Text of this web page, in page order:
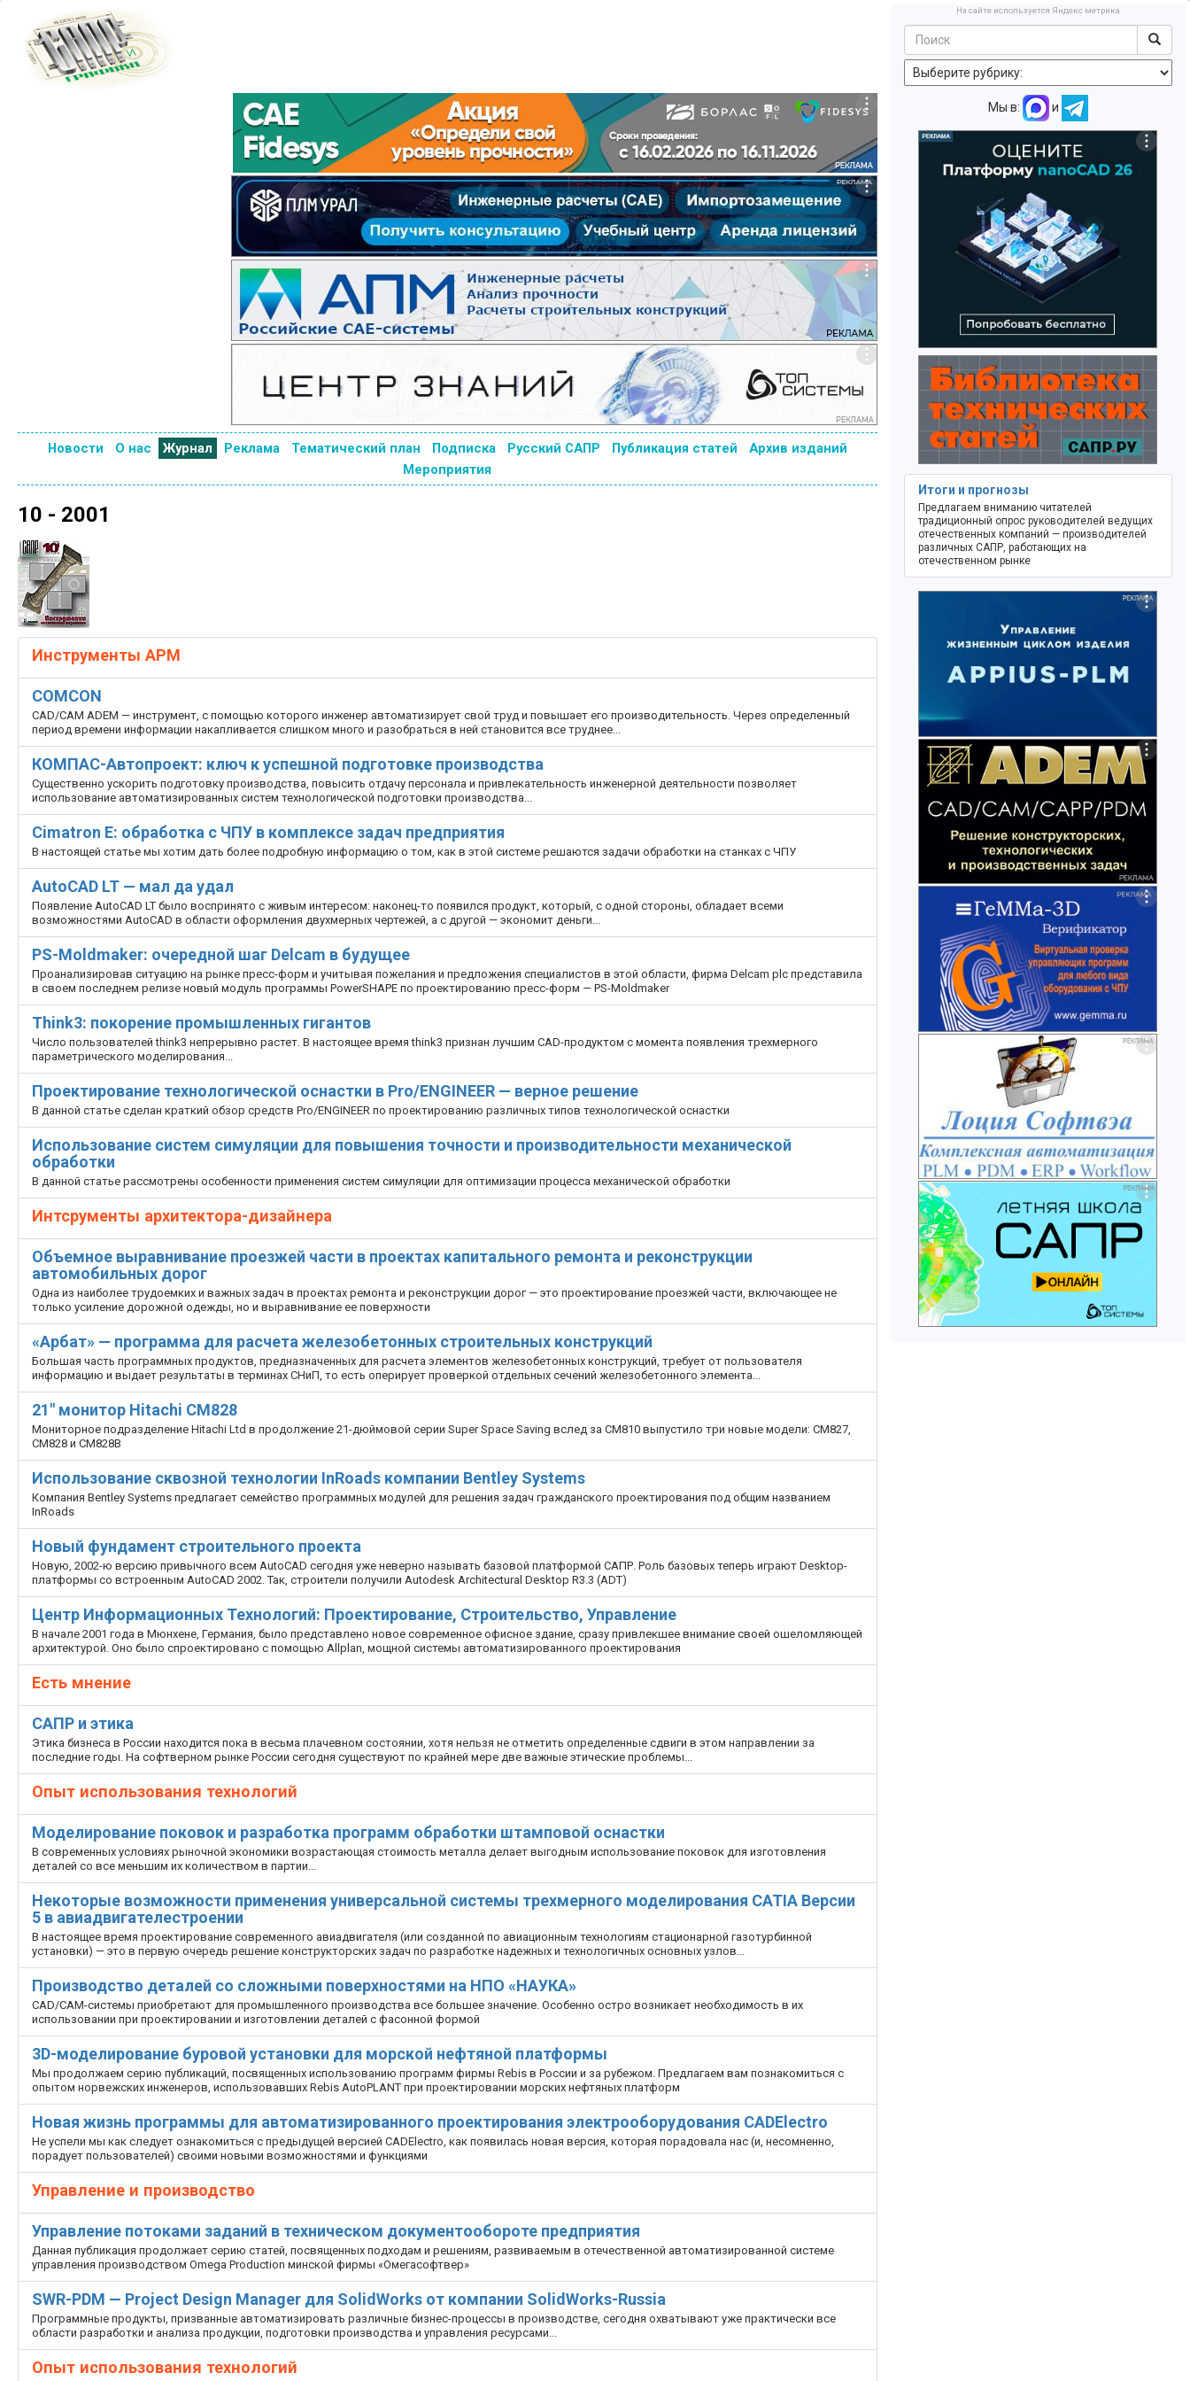
Новости О нас Журнал Реклама Тематический план Подписка Русский САПР Публикация статей
Архив изданий
Мероприятия
10 - 2001
Инструменты АРМ
COMCON
CAD/CAM ADEM — инструмент, с помощью которого инженер автоматизирует свой труд и повышает его производительность. Через определенный
период времени информации накапливается слишком много и разобраться в ней становится все труднее...
КОМПАС-Автопроект: ключ к успешной подготовке производства
Существенно ускорить подготовку производства, повысить отдачу персонала и привлекательность инженерной деятельности позволяет
использование автоматизированных систем технологической подготовки производства...
Cimatron E: обработка с ЧПУ в комплексе задач предприятия
В настоящей статье мы хотим дать более подробную информацию о том, как в этой системе решаются задачи обработки на станках с ЧПУ
AutoCAD LT — мал да удал
Появление AutoCAD LT было воспринято с живым интересом: наконец-то появился продукт, который, с одной стороны, обладает всеми
возможностями AutoCAD в области оформления двухмерных чертежей, а с другой — экономит деньги...
PS-Moldmaker: очередной шаг Delcam в будущее
Проанализировав ситуацию на рынке пресс-форм и учитывая пожелания и предложения специалистов в этой области, фирма Delcam plc представила
в своем последнем релизе новый модуль программы PowerSHAPE по проектированию пресс-форм — PS-Moldmaker
Think3: покорение промышленных гигантов
Число пользователей think3 непрерывно растет. В настоящее время think3 признан лучшим CAD-продуктом c момента появления трехмерного
параметрического моделирования...
Проектирование технологической оснастки в Pro/ENGINEER — верное решение
В данной статье сделан краткий обзор средств Pro/ENGINEER по проектированию различных типов технологической оснастки
Использование систем симуляции для повышения точности и производительности механической
обработки
В данной статье рассмотрены особенности применения систем симуляции для оптимизации процесса механической обработки
Интсрументы архитектора-дизайнера
Объемное выравнивание проезжей части в проектах капитального ремонта и реконструкции
автомобильных дорог
Одна из наиболее трудоемких и важных задач в проектах ремонта и реконструкции дорог — это проектирование проезжей части, включающее не
только усиление дорожной одежды, но и выравнивание ее поверхности
«Арбат» — программа для расчета железобетонных строительных конструкций
Большая часть программных продуктов, предназначенных для расчета элементов железобетонных конструкций, требует от пользователя
информацию и выдает результаты в терминах СНиП, то есть оперирует проверкой отдельных сечений железобетонного элемента...
21" монитор Hitachi СМ828
Мониторное подразделение Hitachi Ltd в продолжение 21-дюймовой серии Super Space Saving вслед за CM810 выпустило три новые модели: СМ827,
СМ828 и СМ828В
Использование сквозной технологии InRoads компании Bentley Systems
Компания Bentley Systems предлагает семейство программных модулей для решения задач гражданского проектирования под общим названием
InRoads
Новый фундамент строительного проекта
Новую, 2002-ю версию привычного всем AutoCAD сегодня уже неверно называть базовой платформой САПР. Роль базовых теперь играют Desktop-
платформы со встроенным AutoCAD 2002. Так, строители получили Autodesk Architectural Desktop R3.3 (ADT)
Центр Информационных Технологий: Проектирование, Строительство, Управление
В начале 2001 года в Мюнхене, Германия, было представлено новое современное офисное здание, сразу привлекшее внимание своей ошеломляющей
архитектурой. Оно было спроектировано с помощью Allplan, мощной системы автоматизированного проектирования
Есть мнение
САПР и этика
Этика бизнеса в России находится пока в весьма плачевном состоянии, хотя нельзя не отметить определенные сдвиги в этом направлении за
последние годы. На софтверном рынке России сегодня существуют по крайней мере две важные этические проблемы...
Опыт использования технологий
Моделирование поковок и разработка программ обработки штамповой оснастки
В современных условиях рыночной экономики возрастающая стоимость металла делает выгодным использование поковок для изготовления
деталей со все меньшим их количеством в партии...
Некоторые возможности применения универсальной системы трехмерного моделирования CATIA Версии
5 в авиадвигателестроении
В настоящее время проектирование современного авиадвигателя (или созданной по авиационным технологиям стационарной газотурбинной
установки) — это в первую очередь решение конструкторских задач по разработке надежных и технологичных основных узлов...
Производство деталей со сложными поверхностями на НПО «НАУКА»
CAD/CAM-системы приобретают для промышленного производства все большее значение. Особенно остро возникает необходимость в их
использовании при проектировании и изготовлении деталей с фасонной формой
3D-моделирование буровой установки для морской нефтяной платформы
Мы продолжаем серию публикаций, посвященных использованию программ фирмы Rebis в России и за рубежом. Предлагаем вам познакомиться с
опытом норвежских инженеров, использовавших Rebis AutoPLANT при проектировании морских нефтяных платформ
Новая жизнь программы для автоматизированного проектирования электрооборудования CADElectro
Не успели мы как следует ознакомиться с предыдущей версией CADElectro, как появилась новая версия, которая порадовала нас (и, несомненно,
порадует пользователей) своими новыми возможностями и функциями
Управление и производство
Управление потоками заданий в техническом документообороте предприятия
Данная публикация продолжает серию статей, посвященных подходам и решениям, развиваемым в отечественной автоматизированной системе
управления производством Omega Production минской фирмы «Омегасофтвер»
SWR-PDM — Project Design Manager для SolidWorks от компании SolidWorks-Russia
Программные продукты, призванные автоматизировать различные бизнес-процессы в производстве, сегодня охватывают уже практически все
области разработки и анализа продукции, подготовки производства и управления ресурсами...
Опыт использования технологий
На сайте используется Яндекс метрика
Мы в: и
Итоги и прогнозы
Предлагаем вниманию читателей
традиционный опрос руководителей ведущих
отечественных компаний — производителей
различных САПР, работающих на
отечественном рынке